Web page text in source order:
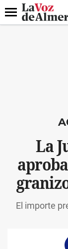
DESTACADO
Menú
La
El importe